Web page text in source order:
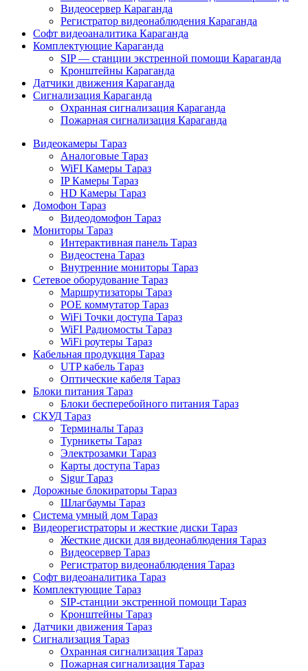
Видеосервер Караганда
Регистратор видеонаблюдения Караганда
Софт видеоаналитика Караганда
Комплектующие Караганда
SIP — станции экстренной помощи Караганда
Кронштейны Караганда
Датчики движения Караганда
Сигнализация Караганда
Охранная сигнализация Караганда
Пожарная сигнализация Караганда
Видеокамеры Тараз
Аналоговые Тараз
WiFI Камеры Тараз
IP Камеры Тараз
HD Камеры Тараз
Домофон Тараз
Видеодомофон Тараз
Мониторы Тараз
Интерактивная панель Тараз
Видеостена Тараз
Внутренние мониторы Тараз
Сетевое оборудование Тараз
Маршрутизаторы Тараз
POE коммутатор Тараз
WiFi Точки доступа Тараз
WiFI Радиомосты Тараз
WiFi роутеры Тараз
Кабельная продукция Тараз
UTP кабель Тараз
Оптические кабеля Тараз
Блоки питания Тараз
Блоки бесперебойного питания Тараз
СКУД Тараз
Терминалы Тараз
Турникеты Тараз
Электрозамки Тараз
Карты доступа Тараз
Sigur Тараз
Дорожные блокираторы Тараз
Шлагбаумы Тараз
Система умный дом Тараз
Видеорегистраторы и жесткие диски Тараз
Жесткие диски для видеонаблюдения Тараз
Видеосервер Тараз
Регистратор видеонаблюдения Тараз
Софт видеоаналитика Тараз
Комплектующие Тараз
SIP-станции экстренной помощи Тараз
Кронштейны Тараз
Датчики движения Тараз
Сигнализация Тараз
Охранная сигнализация Тараз
Пожарная сигнализация Тараз